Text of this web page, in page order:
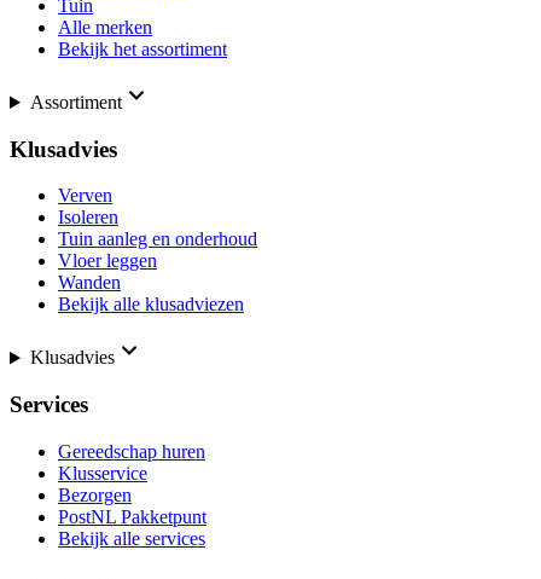
Tuin
Alle merken
Bekijk het assortiment
Assortiment
Klusadvies
Verven
Isoleren
Tuin aanleg en onderhoud
Vloer leggen
Wanden
Bekijk alle klusadviezen
Klusadvies
Services
Gereedschap huren
Klusservice
Bezorgen
PostNL Pakketpunt
Bekijk alle services